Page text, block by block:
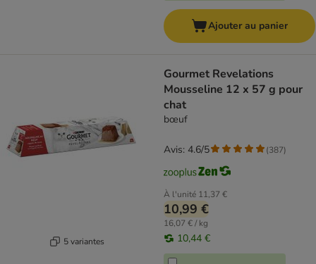
Ajouter au panier
5 variantes
Gourmet Revelations
Mousseline 12 x 57 g pour
chat
bœuf
À l'unité 11,37 €
10,99 €
16,07 € / kg
10,44 €
Avis: 4.6/5 (387)